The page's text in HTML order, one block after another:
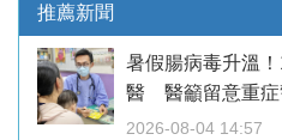
推薦新聞
暑假腸病毒升溫
醫 醫籲留意重症
2026-08-04 14:57